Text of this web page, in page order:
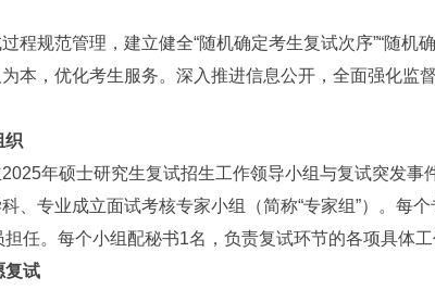
规范管理，建立健全“随机确定考生复试次序”“随机确
，优化考生服务。深入推进信息公开，全面强化监
织
年硕士研究生复试招生工作领导小组与复试突发事
专业成立面试考核专家小组（简称“专家组”）。每
担任。每个小组配秘书1名，负责复试环节的各项具体
复试